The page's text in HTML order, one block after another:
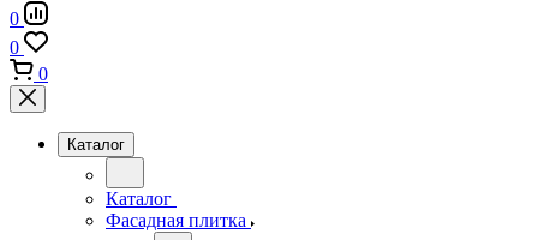
0
0
0
Каталог
Каталог
Фасадная плитка